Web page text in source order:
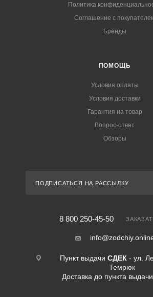
Политика
Соглашение с
Бренды
ПОМОЩЬ
Условия оплаты
Условия доставки
Гарантия на товар
Вопрос-ответ
Обзоры
ПОДПИСАТЬСЯ НА РАССЫЛКУ
8 800 250-45-50
Пункт выдачи СДЕК - ул.
Темрюк
Доставка до пункта